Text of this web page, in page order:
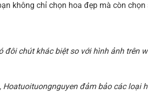
không chỉ chọn hoa đẹp mà còn
chút khác biệt so với hình ảnh trên
đảm bảo các loại